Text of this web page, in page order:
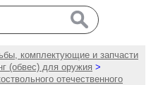
комплектующие и запчасти
(обвес) для оружия >
отечественного